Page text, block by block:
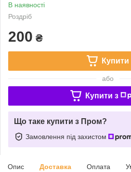
В наявності
Роздріб
200 ₴
Купити
або
Купити з
Що таке купити з Пром?
Замовлення під захистом
Опис Доставка Оплата